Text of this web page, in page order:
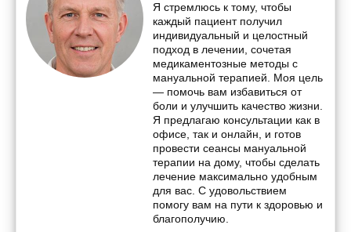
Я стремлюсь к тому, чтобы
каждый пациент получил
индивидуальный и целостный
подход в лечении, сочетая
медикаментозные методы с
мануальной терапией. Моя цель
— помочь вам избавиться от
боли и улучшить качество жизни.
Я предлагаю консультации как в
офисе, так и онлайн, и готов
провести сеансы мануальной
терапии на дому, чтобы сделать
лечение максимально удобным
для вас. С удовольствием
помогу вам на пути к здоровью и
благополучию.